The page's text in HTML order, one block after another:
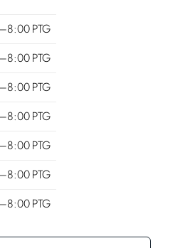
PTG
PTG
PTG
PTG
PTG
PTG
PTG